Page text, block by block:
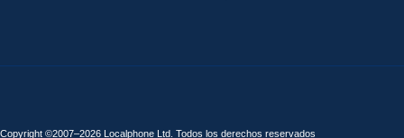
Copyright ©2007–2026 Localphone Ltd . Todos los derechos reservados